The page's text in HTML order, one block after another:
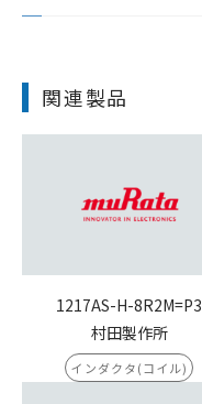
関連製品
1217AS-H-8R2M=P3
村田製作所
インダクタ(コイル)